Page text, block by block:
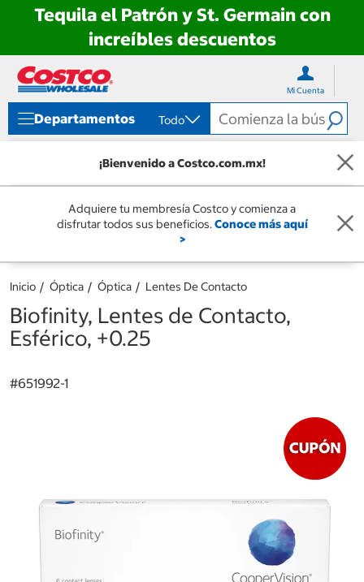
Tequila el Patrón y St. Germain con
increíbles descuentos
directo
contenido
directo
menú
navegación
Mi Cuenta
Departamentos Todo
¡Bienvenido a Costco.com.mx!
Adquiere tu membresía Costco y comienza a
disfrutar todos sus beneficios.Conoce más aquí
>
Inicio Óptica Óptica Lentes De Contacto
Biofinity, Lentes de Contacto,
Esférico, +0.25
#651992-1